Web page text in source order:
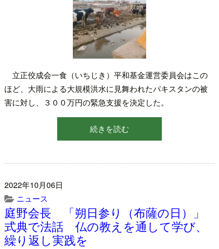
立正佼成会一食（いちじき）平和基金運営委員会はこの
ほど、大雨による大規模洪水に見舞われたパキスタンの被
害に対し、３００万円の緊急支援を決定した。
続きを読む
2022年10月06日
ニュース
庭野会長 「朔日参り（布薩の日）」
式典で法話 仏の教えを通して学び、
繰り返し実践を